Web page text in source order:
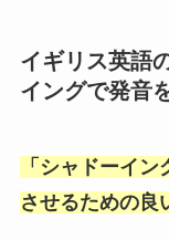
イギリス英語
イングで発音
「 シャドーイン
させるための良